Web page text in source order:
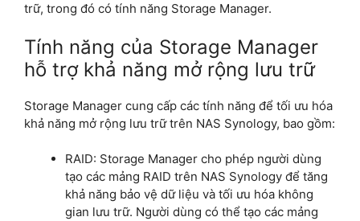
trữ, trong đó có tính năng Storage Manager.
Tính năng của Storage Manager
hỗ trợ khả năng mở rộng lưu trữ
Storage Manager cung cấp các tính năng để tối ưu hóa
khả năng mở rộng lưu trữ trên NAS Synology, bao gồm:
RAID: Storage Manager cho phép người dùng
tạo các mảng RAID trên NAS Synology để tăng
khả năng bảo vệ dữ liệu và tối ưu hóa không
gian lưu trữ. Người dùng có thể tạo các mảng